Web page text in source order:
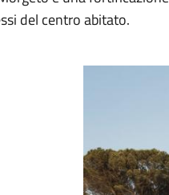
del centro abitato.